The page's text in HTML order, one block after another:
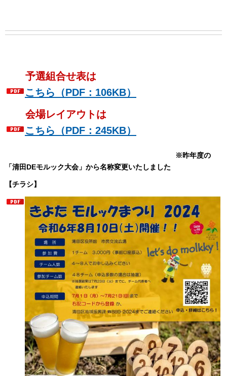
予選組合せ表は
こちら（PDF：106KB）
会場レイアウトは
こちら（PDF：245KB）
※昨年度の
「清田DEモルック大会」から名称変更いたしました
【チラシ】